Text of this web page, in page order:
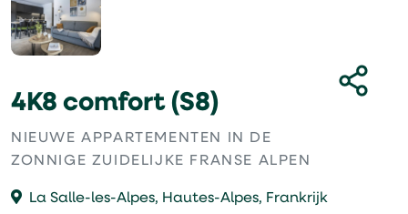
4K8 comfort (S8)
NIEUWE APPARTEMENTEN IN DE
ZONNIGE ZUIDELIJKE FRANSE ALPEN
La Salle-les-Alpes, Hautes-Alpes, Frankrijk